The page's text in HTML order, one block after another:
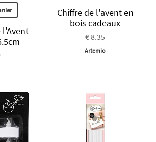
l'Avent
Chiffre de l'avent en
bois cadeaux
€ 8.35
Artemio